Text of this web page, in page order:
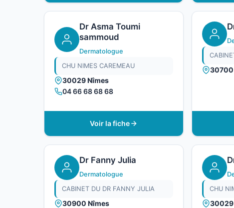
Dr Asma Toumi
sammoud
Dermatologue
CHU NIMES CAREMEAU
30029 Nîmes
04 66 68 68 68
Voir la fiche
30700
Dr Fanny Julia
Dermatologue
CABINET DU DR FANNY JULIA
30900 Nîmes
CHU
30029